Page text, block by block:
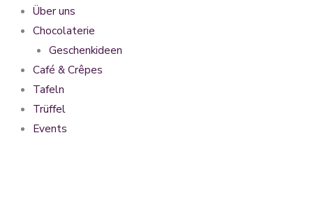
Über uns
Chocolaterie
Geschenkideen
Café & Crêpes
Tafeln
Trüffel
Events